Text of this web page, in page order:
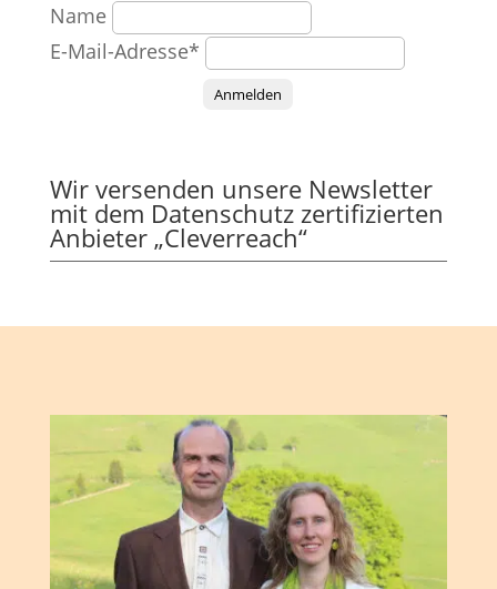
Name
E-Mail-Adresse*
Anmelden
Wir versenden unsere Newsletter
mit dem Datenschutz zertifizierten
Anbieter „Cleverreach“